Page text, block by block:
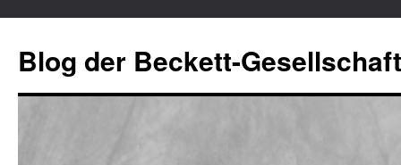
Blog der Beckett-Gesellschaft